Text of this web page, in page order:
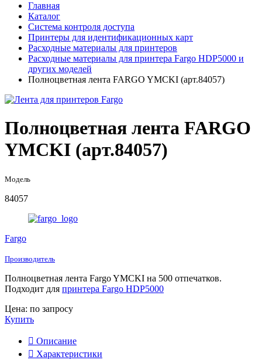
Главная
Каталог
Система контроля доступа
Принтеры для идентификационных карт
Расходные материалы для принтеров
Расходные материалы для принтера Fargo HDP5000 и
других моделей
Полноцветная лента FARGO YMCKI (арт.84057)
Полноцветная лента FARGO
YMCKI (арт.84057)
Модель
84057
Fargo
Производитель
Полноцветная лента Fargo YMCKI на 500 отпечатков.
Подходит для принтера Fargo HDP5000
Цена: по запросу
Купить
Описание
Характеристики